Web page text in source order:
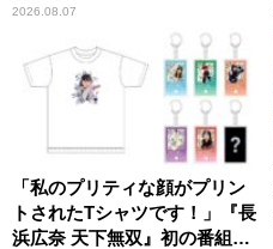
ー昼ズ』
2026.08.07
「私のプリティな顔がプリン
トされたTシャツです！」『長
浜広奈 天下無双』初の番組グ